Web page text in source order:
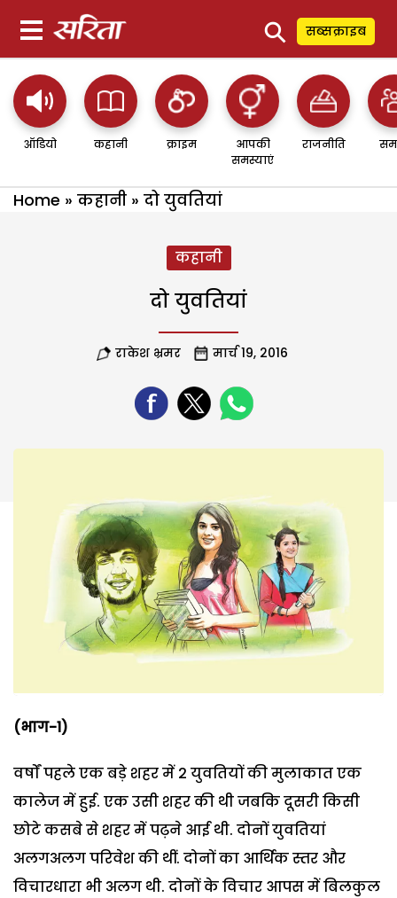
⚲ सब्सक्राइब
ऑडियो कहानी क्राइम
आपकी
समस्याएं
राजनीति
Home » कहानी » दो युवतियां
कहानी
दो युवतियां
राकेश भ्रमर मार्च 19, 2016
(भाग-1)
वर्षों पहले एक बड़े शहर में 2 युवतियों की मुलाकात एक
कालेज में हुई. एक उसी शहर की थी जबकि दूसरी किसी
छोटे कसबे से शहर में पढ़ने आई थी. दोनों युवतियां
अलगअलग परिवेश की थीं. दोनों का आर्थिक स्तर और
विचारधारा भी अलग थी. दोनों के विचार आपस में बिलकुल